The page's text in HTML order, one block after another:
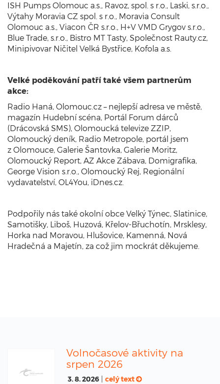
ISH Pumps Olomouc a.s., Ravoz, spol. s r.o., Laski, s.r.o.,
Výtahy Moravia CZ spol. s r.o., Moravia Consult
Olomouc a.s., Viacon ČR s.r.o., H+V VMD Grygov s.r.o.,
Blue Trade, s.r.o., Bistro MT Tasty, Společnost Rauty.cz,
Minipivovar Ničitel Velká Bystřice, Kofola a.s.
Velké poděkování patří také všem partnerům
akce:
Radio Haná, Olomouc.cz – nejlepší adresa ve městě,
magazín Hudební scéna, Portál Forum dárců
(Drácovská SMS), Olomoucká televize ZZIP,
Olomoucký deník, Radio Metropole, portál jsem
z Olomouce, Galerie Šantovka, Galerie Moritz,
Olomoucký Report, AZ Akce Zábava, Domigrafika,
George Vision s.r.o., Olomoucký Rej, Regionální
vydavatelství, OL4You, iDnes.cz.
Podpořily nás také okolní obce Velký Týnec, Slatinice,
Samotišky, Liboš, Huzová, Křelov-Břuchotín, Mrsklesy,
Horka nad Moravou, Hlušovice, Kamenná, Nová
Hradečná a Majetín, za což jim mockrát děkujeme.
Volnočasové aktivity na
srpen 2026
3. 8. 2026 celý text